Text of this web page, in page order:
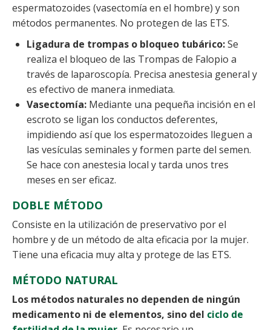
espermatozoides (vasectomía en el hombre) y son
métodos permanentes. No protegen de las ETS.
Ligadura de trompas o bloqueo tubárico:Se
realiza el bloqueo de las Trompas de Falopio a
través de laparoscopía. Precisa anestesia general y
es efectivo de manera inmediata.
Vasectomía: Mediante una pequeña incisión en el
escroto se ligan los conductos deferentes,
impidiendo así que los espermatozoides lleguen a
las vesículas seminales y formen parte del semen.
Se hace con anestesia local y tarda unos tres
meses en ser eficaz.
DOBLE MÉTODO
Consiste en la utilización de preservativo por el
hombre y de un método de alta eficacia por la mujer.
Tiene una eficacia muy alta y protege de las ETS.
MÉTODO NATURAL
Los métodos naturales no dependen de ningún
medicamento ni de elementos, sino del ciclo de